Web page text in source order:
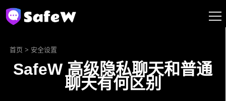
首页 > 安全设置
SafeW 高级隐私聊天和普通
聊天有何区别